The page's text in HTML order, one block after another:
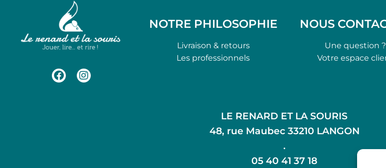
NOTRE PHILOSOPHIE
Livraison & retours
Les professionnels
NOUS
Une question ?
Votre espace
LE RENARD ET LA SOURIS
48, rue Maubec 33210 LANGON
.
05 40 41 37 18